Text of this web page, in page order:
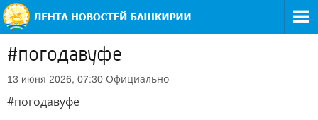
#погодавуфе
13 июня 2026, 07:30 Официально
#погодавуфе